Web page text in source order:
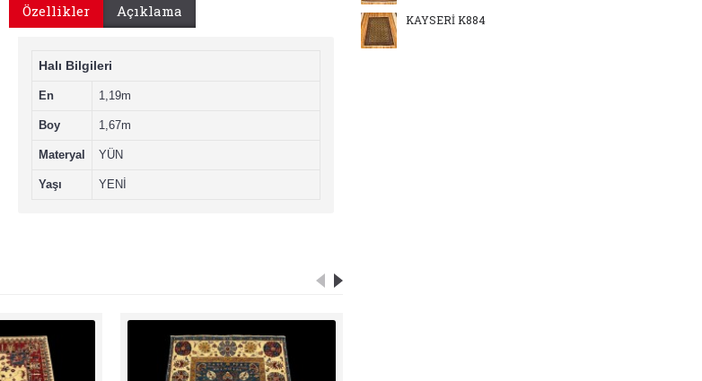
KAYSERİ K884
Özellikler Açıklama
Halı Bilgileri
En 1,19m
Boy 1,67m
Materyal YÜN
Yaşı YENİ